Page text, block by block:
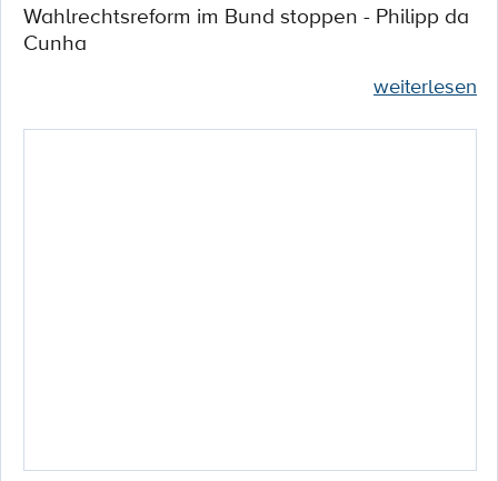
Wahlrechtsreform im Bund stoppen - Philipp da
Cunha
weiterlesen